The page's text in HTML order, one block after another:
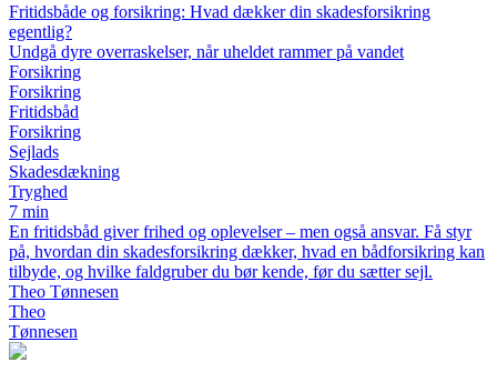
Fritidsbåde og forsikring: Hvad dækker din skadesforsikring
egentlig?
Undgå dyre overraskelser, når uheldet rammer på vandet
Forsikring
Forsikring
Fritidsbåd
Forsikring
Sejlads
Skadesdækning
Tryghed
7 min
En fritidsbåd giver frihed og oplevelser – men også ansvar. Få styr
på, hvordan din skadesforsikring dækker, hvad en bådforsikring kan
tilbyde, og hvilke faldgruber du bør kende, før du sætter sejl.
Theo Tønnesen
Theo
Tønnesen